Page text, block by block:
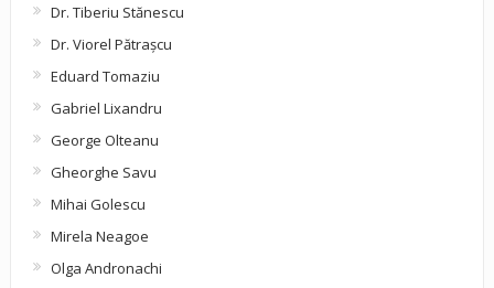
Dr. Tiberiu Stănescu
Dr. Viorel Pătraşcu
Eduard Tomaziu
Gabriel Lixandru
George Olteanu
Gheorghe Savu
Mihai Golescu
Mirela Neagoe
Olga Andronachi